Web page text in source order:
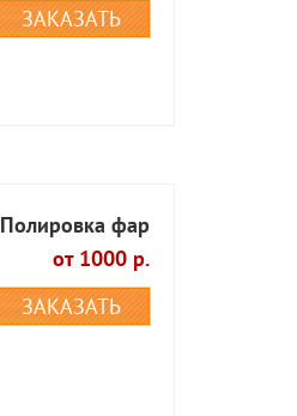
ЗАКАЗАТЬ
Полировка фар
от 1000 р.
ЗАКАЗАТЬ